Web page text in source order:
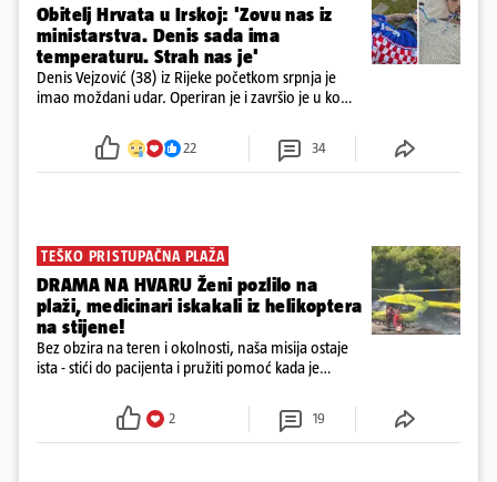
Obitelj Hrvata u Irskoj: 'Zovu nas iz
ministarstva. Denis sada ima
temperaturu. Strah nas je'
Denis Vejzović (38) iz Rijeke početkom srpnja je
imao moždani udar. Operiran je i završio je u komi.
tamošnji liječnici ne vjeruju u oporavak: 'Imamo
22 34
TEŠKO PRISTUPAČNA PLAŽA
DRAMA NA HVARU Ženi pozlilo na
plaži, medicinari iskakali iz helikoptera
na stijene!
Bez obzira na teren i okolnosti, naša misija ostaje
ista - stići do pacijenta i pružiti pomoć kada je
2 19